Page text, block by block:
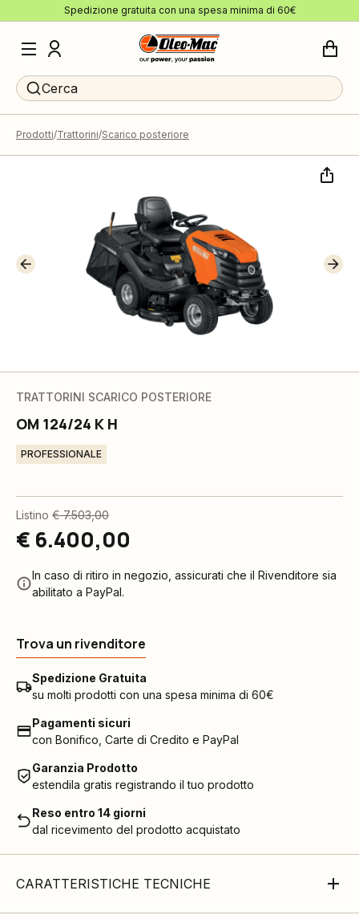
Spedizione gratuita con una spesa minima di 60€
Cerca
Prodotti Trattorini Scarico posteriore
TRATTORINI SCARICO POSTERIORE
OM 124/24 K H
PROFESSIONALE
Listino € 7.503,00
€ 6.400,00
In caso di ritiro in negozio, assicurati che il Rivenditore sia
abilitato a PayPal.
Trova un rivenditore
Spedizione Gratuita
su molti prodotti con una spesa minima di 60€
Pagamenti sicuri
con Bonifico, Carte di Credito e PayPal
Garanzia Prodotto
estendila gratis registrando il tuo prodotto
Reso entro 14 giorni
dal ricevimento del prodotto acquistato
CARATTERISTICHE TECNICHE